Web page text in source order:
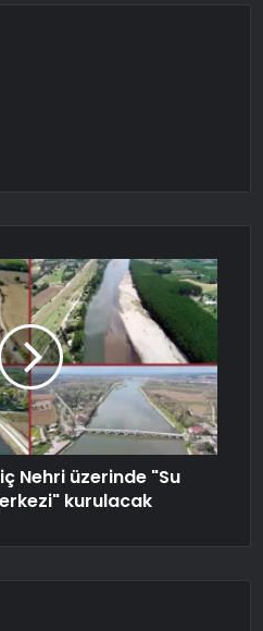
Nehri üzerinde "Su
kurulacak